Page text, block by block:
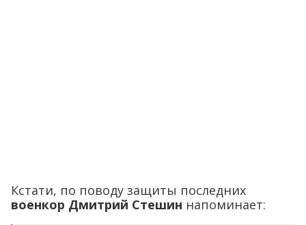
Кстати, по поводу защиты последних
военкор Дмитрий Стешин напоминает: